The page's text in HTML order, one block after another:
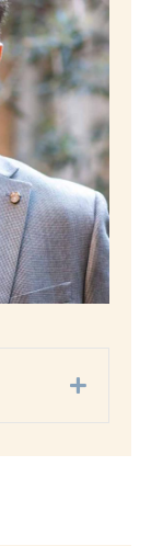
Expand